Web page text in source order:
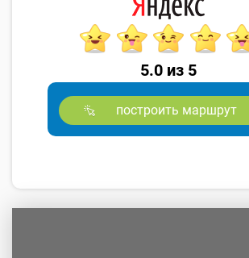
5.0 из 5
построить маршрут